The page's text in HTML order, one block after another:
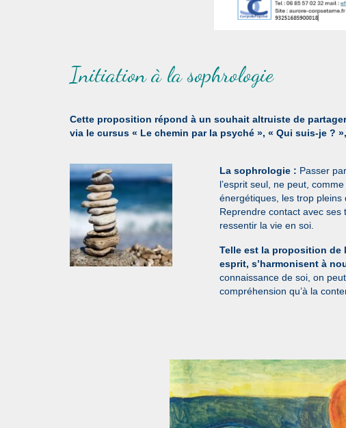
Initiation à la sophrologie
Cette proposition répond à un souhait altruiste de
via le cursus « Le chemin par la psyché », « Qui suis-je ?
La sophrologie : Passer
l’esprit seul, ne peut,
énergétiques, les trop pleins
Reprendre contact avec ses
ressentir la vie en soi.
Telle est la proposition de
esprit, s’harmonisent à
connaissance de soi, on
compréhension qu’à la